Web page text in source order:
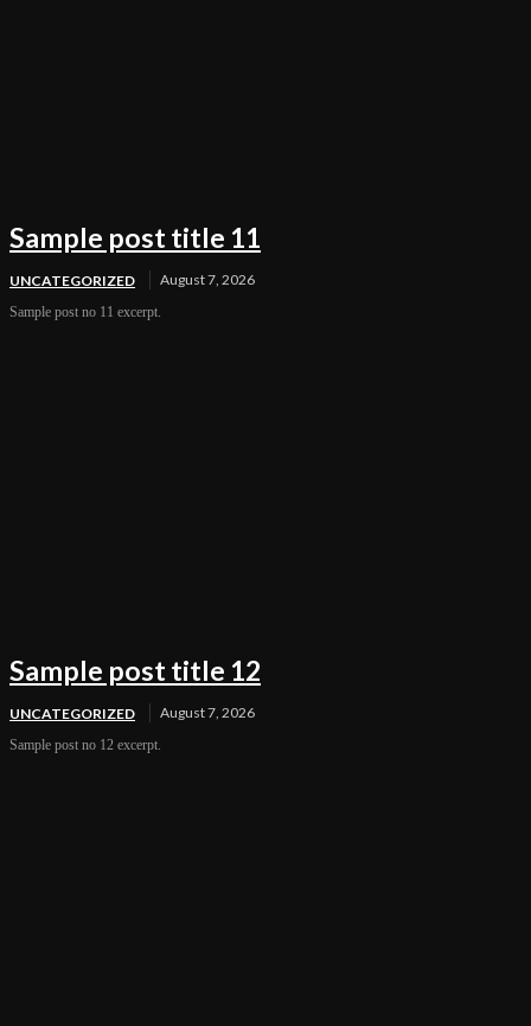
Sample post title 11
UNCATEGORIZED August 7, 2026
Sample post no 11 excerpt.
Sample post title 12
UNCATEGORIZED August 7, 2026
Sample post no 12 excerpt.